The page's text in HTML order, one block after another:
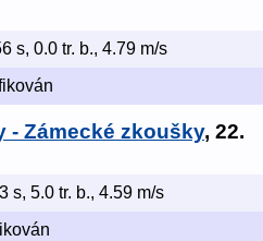
s, 0.0 tr. b., 4.79 m/s
- Zámecké zkoušky, 22.
s, 5.0 tr. b., 4.59 m/s